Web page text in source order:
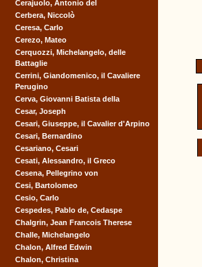
Cerajuolo, Antonio del
Cerbera, Niccolò
Ceresa, Carlo
Cerezo, Mateo
Cerquozzi, Michelangelo, delle
Battaglie
Cerrini, Giandomenico, il Cavaliere
Perugino
Cerva, Giovanni Batista della
Cesar, Joseph
Cesari, Giuseppe, il Cavalier d'Arpino
Cesari, Bernardino
Cesariano, Cesari
Cesati, Alessandro, il Greco
Cesena, Pellegrino von
Cesi, Bartolomeo
Cesio, Carlo
Cespedes, Pablo de, Cedaspe
Chalgrin, Jean Francois Therese
Challe, Michelangelo
Chalon, Alfred Edwin
Chalon, Christina